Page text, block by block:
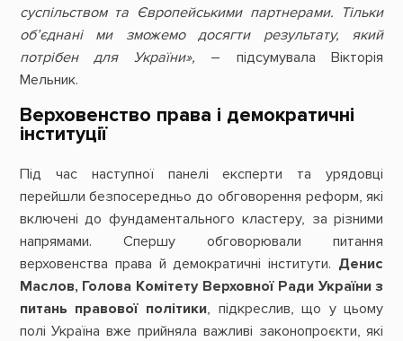
суспільством та Європейськими партнерами. Тільки
об’єднані ми зможемо досягти результату, який
потрібен для України», – підсумувала Вікторія
Мельник.
Верховенство права і демократичні
інституції
Під час наступної панелі експерти та урядовці
перейшли безпосередньо до обговорення реформ, які
включені до фундаментального кластеру, за різними
напрямами. Спершу обговорювали питання
верховенства права й демократичні інститути. Денис
Маслов, Голова Комітету Верховної Ради України з
питань правової політики, підкреслив, що у цьому
полі Україна вже прийняла важливі законопроєкти, які